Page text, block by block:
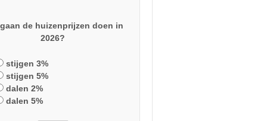
de huizenprijzen doen in
2026?
stijgen 3%
stijgen 5%
dalen 2%
dalen 5%